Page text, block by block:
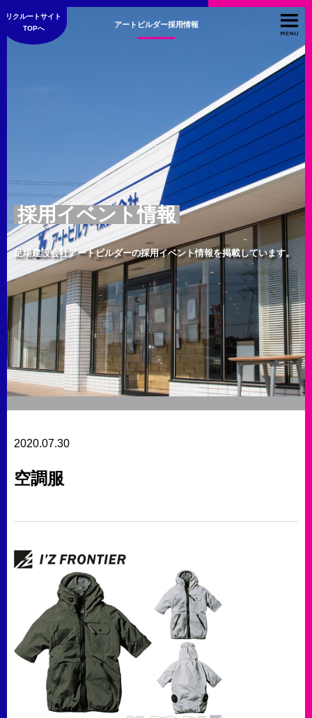
リクルートサイト
TOPへ
アートビルダー採用情報
採用イベント情報
足場建設会社アートビルダーの採用イベント情報を掲載しています。
2020.07.30
空調服